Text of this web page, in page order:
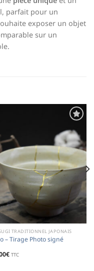
parfait pour un
exposer un objet
sur un
à la
liste de
souhaits
TRADITIONNEL JAPONAIS
– Tirage Photo signé
€ TTC